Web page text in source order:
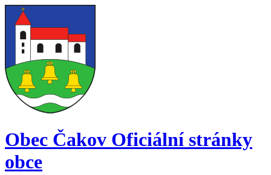
Obec Čakov Oficiální stránky
obce